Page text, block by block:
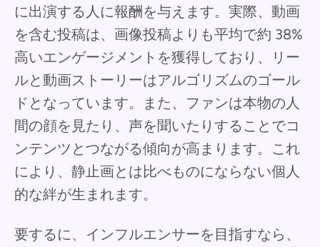
に出演する人に報酬を与えます。実際、動画
を含む投稿は、画像投稿よりも平均で約 38%
高いエンゲージメントを獲得しており、リー
ルと動画ストーリーはアルゴリズムのゴール
ドとなっています。また、ファンは本物の人
間の顔を見たり、声を聞いたりすることでコ
ンテンツとつながる傾向が高まります。これ
により、静止画とは比べものにならない個人
的な絆が生まれます。
要するに、インフルエンサーを目指すなら、